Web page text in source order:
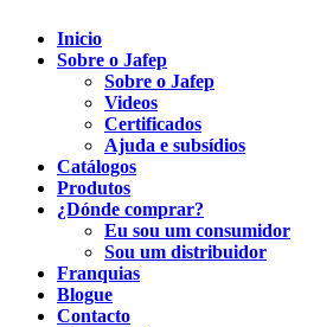
Inicio
Sobre o Jafep
Sobre o Jafep
Videos
Certificados
Ajuda e subsídios
Catálogos
Produtos
¿Dónde comprar?
Eu sou um consumidor
Sou um distribuidor
Franquias
Blogue
Contacto